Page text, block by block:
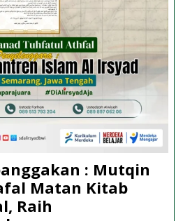
: Mutqin
Matan Kitab
Raih